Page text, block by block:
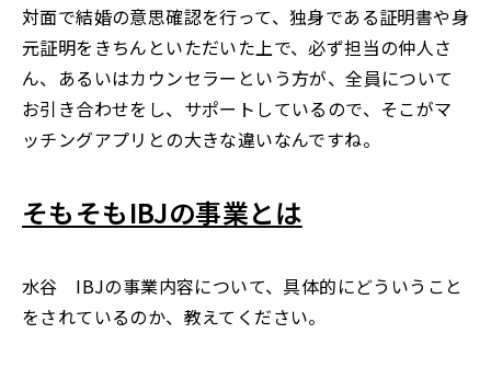
対面で結婚の意思確認を行って、独身である証明書や身
元証明をきちんといただいた上で、必ず担当の仲人さ
ん、あるいはカウンセラーという方が、全員について
お引き合わせをし、サポートしているので、そこがマ
ッチングアプリとの大きな違いなんですね。
そもそもIBJの事業とは
水谷 IBJの事業内容について、具体的にどういうこと
をされているのか、教えてください。